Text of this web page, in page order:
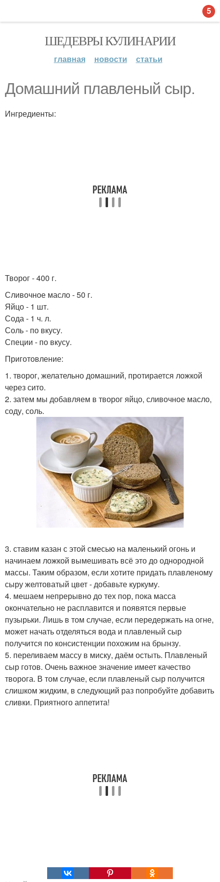
ШЕДЕВРЫ КУЛИНАРИИ
главная новости статьи
Домашний плавленый сыр.
Ингредиенты:
Творог - 400 г.
Сливочное масло - 50 г.
Яйцо - 1 шт.
Сода - 1 ч. л.
Соль - по вкусу.
Специи - по вкусу.
Приготовление:
1. творог, желательно домашний, протирается ложкой
через сито.
2. затем мы добавляем в творог яйцо, сливочное масло,
соду, соль.
3. ставим казан с этой смесью на маленький огонь и
начинаем ложкой вымешивать всё это до однородной
массы. Таким образом, если хотите придать плавленому
сыру желтоватый цвет - добавьте куркуму.
4. мешаем непрерывно до тех пор, пока масса
окончательно не расплавится и появятся первые
пузырьки. Лишь в том случае, если передержать на огне,
может начать отделяться вода и плавленый сыр
получится по консистенции похожим на брынзу.
5. переливаем массу в миску, даём остыть. Плавленый
сыр готов. Очень важное значение имеет качество
творога. В том случае, если плавленый сыр получится
слишком жидким, в следующий раз попробуйте добавить
сливки. Приятного аппетита!
5